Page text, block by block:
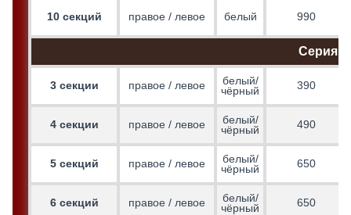
10 секций правое / левое белый 990
Серия
3 секции правое / левое
белый/
чёрный
390
4 секции правое / левое
белый/
чёрный
490
5 секций правое / левое
белый/
чёрный
650
6 секций правое / левое
белый/
чёрный
650